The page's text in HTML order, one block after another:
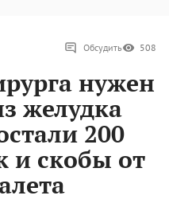
Обсудить 508
нужен
желудка
200
и скобы от